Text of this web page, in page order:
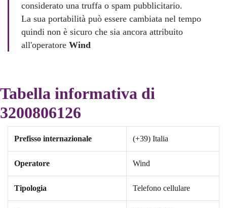
considerato una truffa o spam pubblicitario.
La sua portabilità può essere cambiata nel tempo
quindi non è sicuro che sia ancora attribuito
all'operatoreWind
Tabella informativa di
3200806126
Prefisso internazionale (+39) Italia
Operatore Wind
Tipologia Telefono cellulare